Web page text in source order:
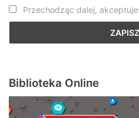
Przechodząc dalej,
Biblioteka Online